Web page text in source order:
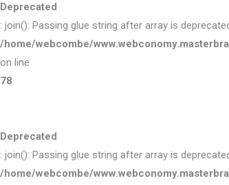
Deprecated
: join(): Passing glue string after array is
/home/webcombe/
on line
78
Deprecated
: join(): Passing glue string after array is
/home/webcombe/